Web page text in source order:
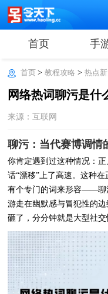
首页 手
首页>教程攻略 >热点
网络热词聊污是什
来源：互联网
聊污：当代赛博调情
你肯定遇到过这种情况：
话“漂移”上了高速。这种
有个专门的词来形容——聊
游走在幽默感与冒犯性的
砸了，分分钟就是大型社交